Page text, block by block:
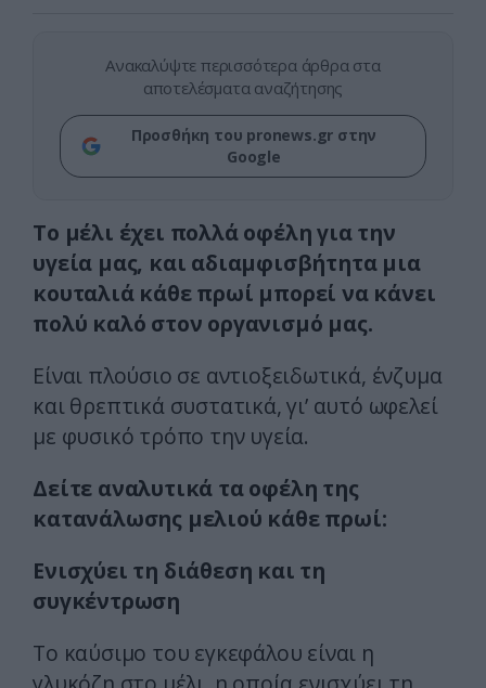
Ανακαλύψτε περισσότερα άρθρα στα
αποτελέσματα αναζήτησης
Προσθήκη του pronews.gr στην
Google
Το μέλι έχει πολλά οφέλη για την
υγεία μας, και αδιαμφισβήτητα μια
κουταλιά κάθε πρωί μπορεί να κάνει
πολύ καλό στον οργανισμό μας.
Είναι πλούσιο σε αντιοξειδωτικά, ένζυμα
και θρεπτικά συστατικά, γι’ αυτό ωφελεί
με φυσικό τρόπο την υγεία.
Δείτε αναλυτικά τα οφέλη της
κατανάλωσης μελιού κάθε πρωί:
Ενισχύει τη διάθεση και τη
συγκέντρωση
Το καύσιμο του εγκεφάλου είναι η